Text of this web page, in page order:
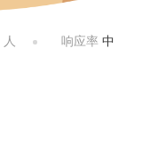
人 响应率 中